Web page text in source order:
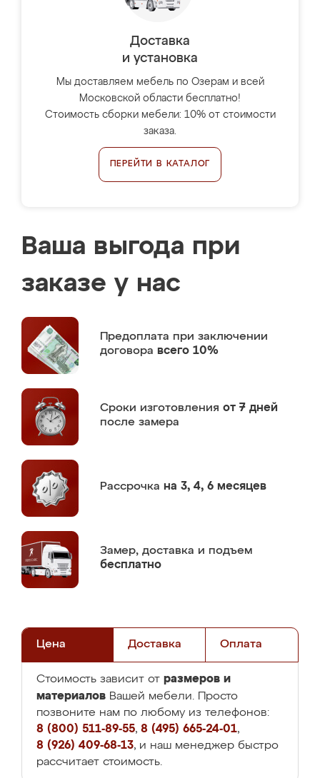
Доставка
и установка
Мы доставляем мебель по Озерам и всей
Московской области бесплатно!
Стоимость сборки мебели: 10% от стоимости
заказа.
ПЕРЕЙТИ В КАТАЛОГ
Ваша выгода при
заказе у нас
Предоплата при заключении
договора всего 10%
Сроки изготовления от 7 дней
после замера
Рассрочка на 3, 4, 6 месяцев
Замер, доставка и подъем
бесплатно
Цена Доставка Оплата
Стоимость зависит от размеров и
материалов Вашей мебели. Просто
позвоните нам по любому из телефонов:
8 (800) 511-89-55, 8 (495) 665-24-01,
8 (926) 409-68-13, и наш менеджер быстро
рассчитает стоимость.